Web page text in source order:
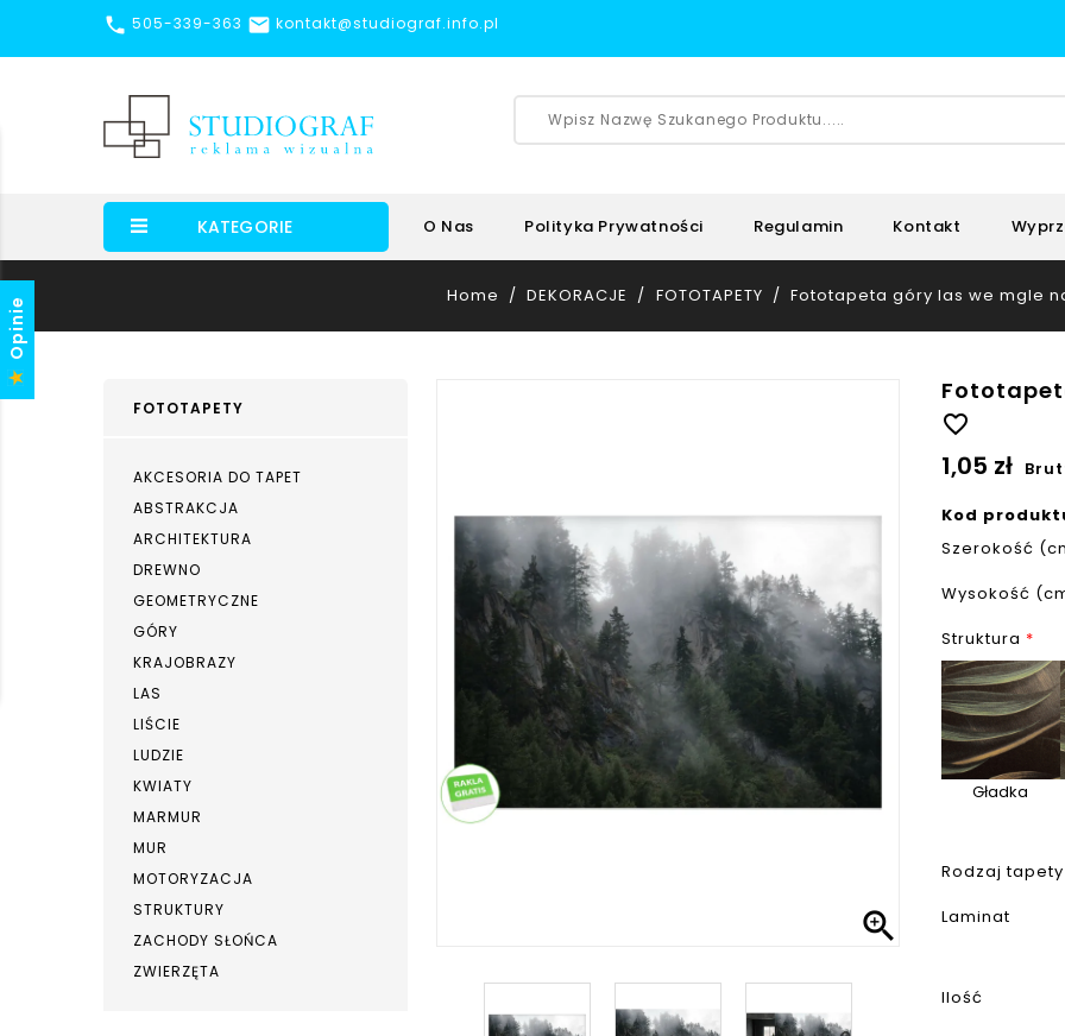
 505-339-363  kontakt@studiograf.info.pl
KATEGORIE O Nas Polityka Prywatności Regulamin Kontakt
Home DEKORACJE FOTOTAPETY Fototapeta góry las we mgle
FOTOTAPETY
AKCESORIA DO TAPET
ABSTRAKCJA
ARCHITEKTURA
DREWNO
GEOMETRYCZNE
GÓRY
KRAJOBRAZY
LAS
LIŚCIE
LUDZIE
KWIATY
MARMUR
MUR
MOTORYZACJA
STRUKTURY
ZACHODY SŁOŃCA
ZWIERZĘTA

favorite_border
1,05 zł
Kod
Szerokość
Wysokość
Struktura *
Gładka
Rodzaj tapety
Laminat
Ilość
Opinie